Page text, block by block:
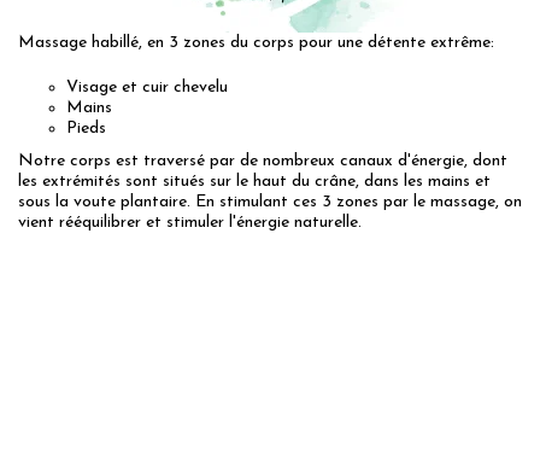
Massage habillé, en 3 zones du corps pour une détente extrême:
Visage et cuir chevelu
Mains
Pieds
Notre corps est traversé par de nombreux canaux d'énergie, dont
les extrémités sont situés sur le haut du crâne, dans les mains et
sous la voute plantaire. En stimulant ces 3 zones par le massage, on
vient rééquilibrer et stimuler l'énergie naturelle.